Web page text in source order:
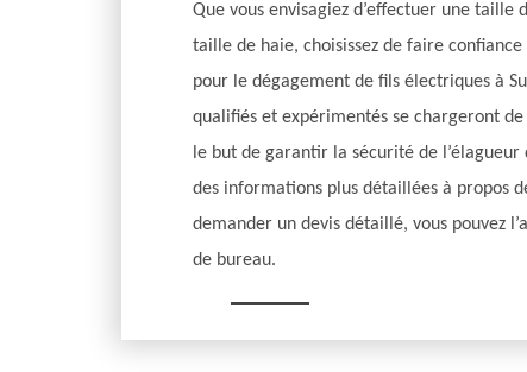
Que vous envisagiez d’effectuer une taille
taille de haie, choisissez de faire
pour le dégagement de fils électriques à
qualifiés et expérimentés se chargeront
le but de garantir la sécurité de
des informations plus détaillées à propos
demander un devis détaillé, vous pouvez
de bureau.